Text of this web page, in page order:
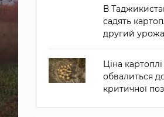
В
садять
другий
Ціна картоплі
обвалиться
критичної